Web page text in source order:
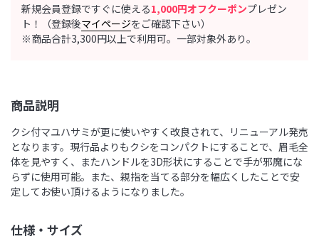
新規会員登録ですぐに使える1,000円オフクーポンプレゼン
ト！（登録後マイページをご確認下さい）
※商品合計3,300円以上で利用可。一部対象外あり。
商品説明
クシ付マユハサミが更に使いやすく改良されて、リニューアル発売
となります。現行品よりもクシをコンパクトにすることで、眉毛全
体を見やすく、またハンドルを3D形状にすることで手が邪魔にな
らずに使用可能。また、親指を当てる部分を幅広くしたことで安
定してお使い頂けるようになりました。
仕様・サイズ